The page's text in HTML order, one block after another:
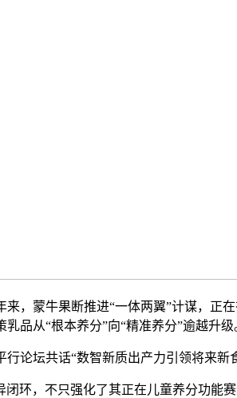
蒙牛果断推进“一体两翼”计谋，正在
品从“根本养分”向“精准养分”逾越升级
坛共话“数智新质出产力引领将来新食
，不只强化了其正在儿童养分功能赛